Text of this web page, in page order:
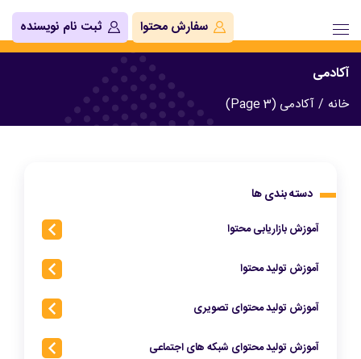
سفارش محتوا ثبت نام نویسنده
آکادمی
خانه / آکادمی (Page 3)
دسته بندی ها
آموزش بازاریابی محتوا
آموزش تولید محتوا
آموزش تولید محتوای تصویری
آموزش تولید محتوای شبکه‌ های اجتماعی